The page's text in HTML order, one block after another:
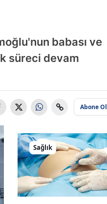
babası ve
süreci devam
Abone Ol
Sağlık